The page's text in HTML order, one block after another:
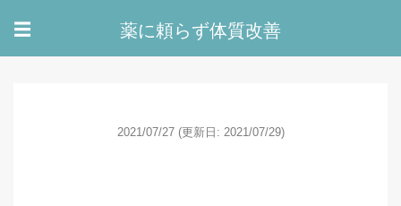
☰ 薬に頼らず体質改善
2021/07/27 (更新日: 2021/07/29)